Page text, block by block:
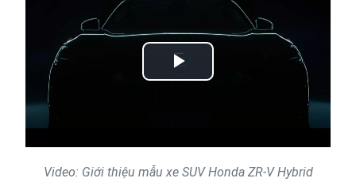
Play
Video: Giới thiệu mẫu xe SUV Honda ZR-V Hybrid